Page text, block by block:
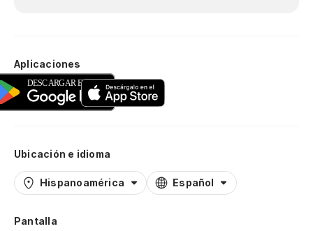
Aplicaciones
Ubicación e idioma
Hispanoamérica Español
Pantalla